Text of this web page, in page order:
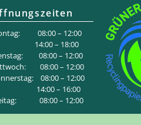
08:00 – 12:00
– 18:00
08:00 – 12:00
08:00 – 12:00
08:00 – 12:00
– 16:00
08:00 – 12:00